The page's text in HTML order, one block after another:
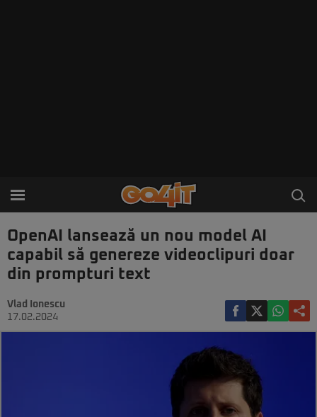
OpenAI lansează un nou model AI
capabil să genereze videoclipuri doar
din prompturi text
Vlad Ionescu
17.02.2024